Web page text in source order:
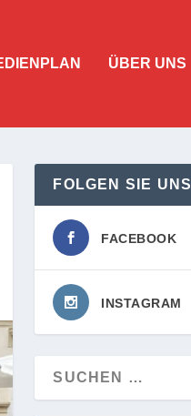
ÜBER UNS
FOLGEN SIE UNS
FACEBOOK
INSTAGRAM